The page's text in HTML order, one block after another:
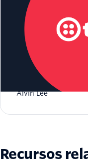
Comienza con RCS y
Alvin Lee
Recursos